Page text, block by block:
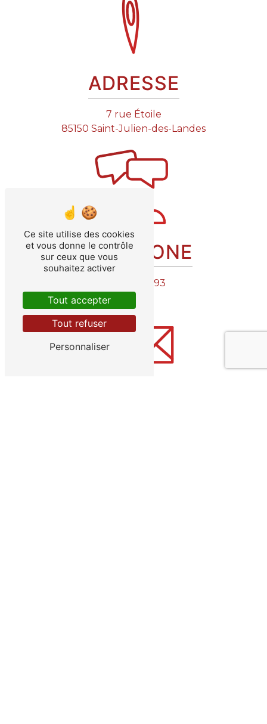
ADRESSE
7 rue Étoile
85150 Saint-Julien-des-Landes
TÉLÉPHONE
06 29 32 11 93
Ce site utilise des cookies
et vous donne le contrôle
sur ceux que vous
souhaitez activer
Tout accepter
Tout refuser
Personnaliser